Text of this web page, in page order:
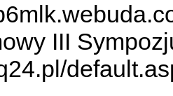
III